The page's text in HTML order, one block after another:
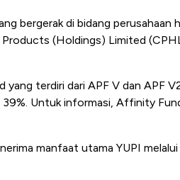
bergerak di bidang perusahaan
(Holdings) Limited
terdiri dari APF V dan APF
Untuk informasi, Affinity
manfaat utama YUPI melalui